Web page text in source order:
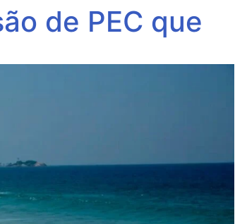
de PEC que